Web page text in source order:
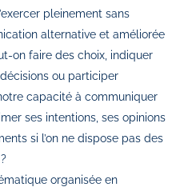
pleinement sans
alternative et améliorée
on faire des choix, indiquer
ou participer
capacité à communiquer
ses intentions, ses opinions
si l’on ne dispose pas des
organisée en